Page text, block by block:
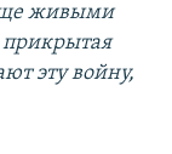
живыми
эту войну,